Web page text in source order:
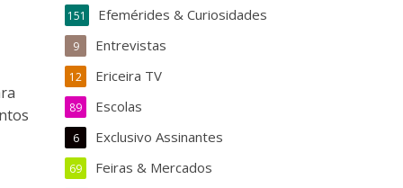
Efemérides & Curiosidades
151
Entrevistas
9
Ericeira TV
12
Escolas
89
Exclusivo Assinantes
6
Feiras & Mercados
69